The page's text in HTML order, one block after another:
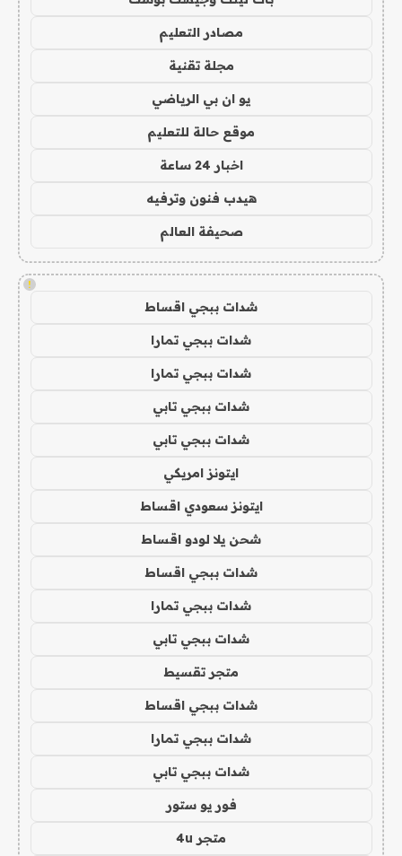
مصادر التعليم
مجلة تقنية
يو ان بي الرياضي
موقع حالة للتعليم
اخبار 24 ساعة
هيدب فنون وترفيه
صحيفة العالم
!
شدات ببجي اقساط
شدات ببجي تمارا
شدات ببجي تمارا
شدات ببجي تابي
شدات ببجي تابي
ايتونز امريكي
ايتونز سعودي اقساط
شحن يلا لودو اقساط
شدات ببجي اقساط
شدات ببجي تمارا
شدات ببجي تابي
متجر تقسيط
شدات ببجي اقساط
شدات ببجي تمارا
شدات ببجي تابي
فور يو ستور
متجر 4u